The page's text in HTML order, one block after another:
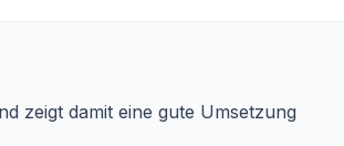
zeigt damit eine gute Umsetzung